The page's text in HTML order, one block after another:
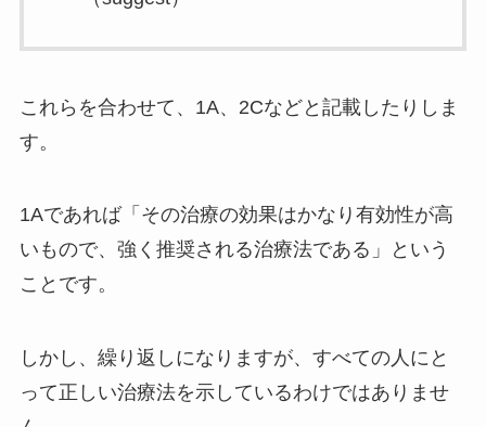
これらを合わせて、1A、2Cなどと記載したりしま
す。
1Aであれば「その治療の効果はかなり有効性が高
いもので、強く推奨される治療法である」という
ことです。
しかし、繰り返しになりますが、すべての人にと
って正しい治療法を示しているわけではありませ